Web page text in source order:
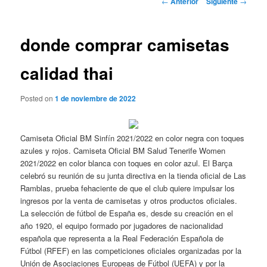
donde comprar camisetas
calidad thai
Posted on1 de noviembre de 2022
Camiseta Oficial BM Sinfín 2021/2022 en color negra con toques
azules y rojos. Camiseta Oficial BM Salud Tenerife Women
2021/2022 en color blanca con toques en color azul. El Barça
celebró su reunión de su junta directiva en la tienda oficial de Las
Ramblas, prueba fehaciente de que el club quiere impulsar los
ingresos por la venta de camisetas y otros productos oficiales.
La selección de fútbol de España es, desde su creación en el
año 1920, el equipo formado por jugadores de nacionalidad
española que representa a la Real Federación Española de
Fútbol (RFEF) en las competiciones oficiales organizadas por la
Unión de Asociaciones Europeas de Fútbol (UEFA) y por la